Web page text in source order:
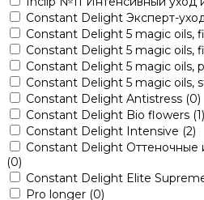
Constant Delight Эксперт-уход
Constant Delight 5 magic oils,
Constant Delight 5 magic oils,
Constant Delight 5 magic oils,
Constant Delight 5 magic oils,
Constant Delight Antistress (0)
Constant Delight Bio flowers (1)
Constant Delight Intensive (2)
Constant Delight Оттеночные
(0)
Constant Delight Elite
Pro longer (0)